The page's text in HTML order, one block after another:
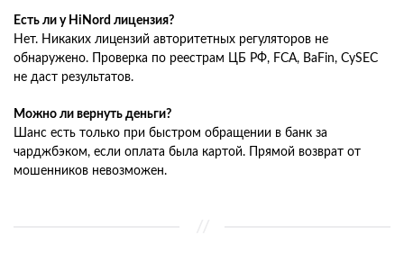
Есть ли у HiNord лицензия?
Нет. Никаких лицензий авторитетных регуляторов не
обнаружено. Проверка по реестрам ЦБ РФ, FCA, BaFin, CySEC
не даст результатов.
Можно ли вернуть деньги?
Шанс есть только при быстром обращении в банк за
чарджбэком, если оплата была картой. Прямой возврат от
мошенников невозможен.